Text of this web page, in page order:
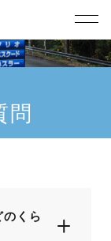
問
のくら